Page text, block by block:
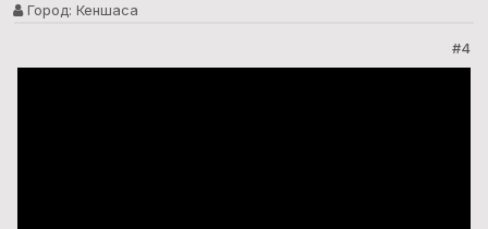
Город: Кеншаса
#4